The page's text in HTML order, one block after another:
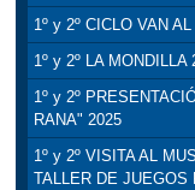
1º y 2º CICLO VAN
1º y 2º LA MONDILLA
1º y 2º
RANA" 2025
1º y 2º VISITA AL
TALLER DE JUEGOS